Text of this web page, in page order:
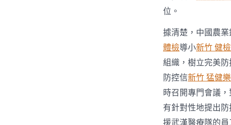
位。
據清楚，中國農業
體檢導小新竹 健檢
組織，樹立完美
防控信新竹 猛健樂
時召開專門會議
有針對性地提出
援武漢醫療隊的